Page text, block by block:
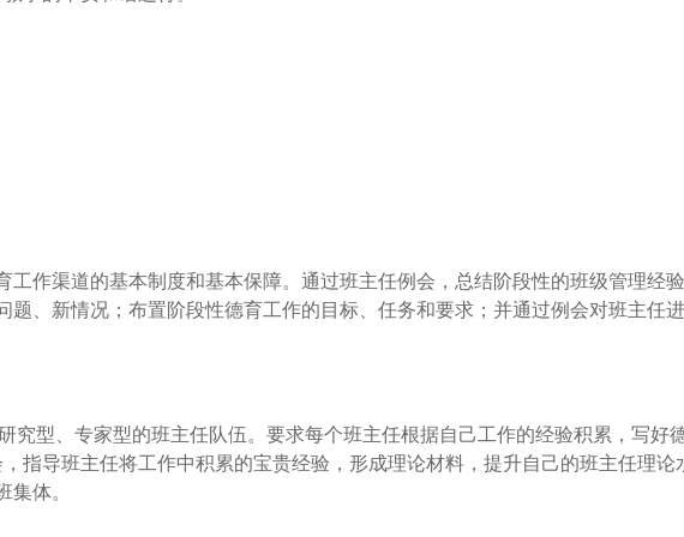
作渠道的基本制度和基本保障。通过班主任例会，总结阶段性的班级管理经
、新情况；布置阶段性德育工作的目标、任务和要求；并通过例会对班主任
究型、专家型的班主任队伍。要求每个班主任根据自己工作的经验积累，写好
指导班主任将工作中积累的宝贵经验，形成理论材料，提升自己的班主任理
体。